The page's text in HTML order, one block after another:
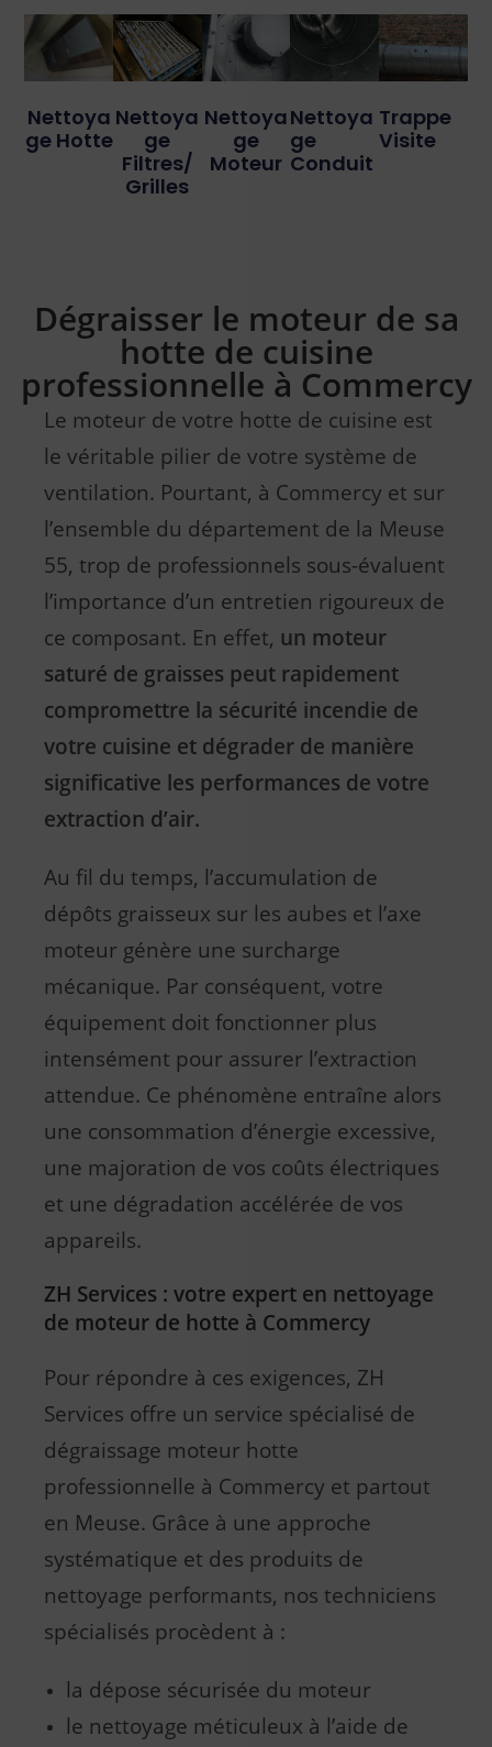
Nettoya
Ge Hotte
Nettoya
Ge
Filtres/
Grilles
Nettoya
Ge
Moteur
Nettoya
Ge
Conduit
Trappe
Visite
Dégraisser le moteur de sa
hotte de cuisine
professionnelle à Commercy
Le moteur de votre hotte de cuisine est
le véritable pilier de votre système de
ventilation. Pourtant, à Commercy et sur
l’ensemble du département de la Meuse
55, trop de professionnels sous-évaluent
l’importance d’un entretien rigoureux de
ce composant. En effet, un moteur
saturé de graisses peut rapidement
compromettre la sécurité incendie de
votre cuisine et dégrader de manière
significative les performances de votre
extraction d’air.
Au fil du temps, l’accumulation de
dépôts graisseux sur les aubes et l’axe
moteur génère une surcharge
mécanique. Par conséquent, votre
équipement doit fonctionner plus
intensément pour assurer l’extraction
attendue. Ce phénomène entraîne alors
une consommation d’énergie excessive,
une majoration de vos coûts électriques
et une dégradation accélérée de vos
appareils.
ZH Services : votre expert en nettoyage
de moteur de hotte à Commercy
Pour répondre à ces exigences, ZH
Services offre un service spécialisé de
dégraissage moteur hotte
professionnelle à Commercy et partout
en Meuse. Grâce à une approche
systématique et des produits de
nettoyage performants, nos techniciens
spécialisés procèdent à :
la dépose sécurisée du moteur
le nettoyage méticuleux à l’aide de